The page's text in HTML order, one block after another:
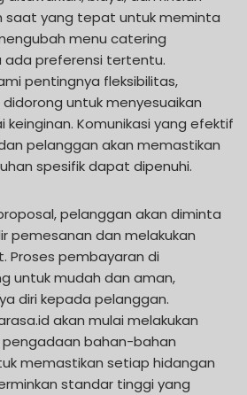
saat yang tepat untuk meminta
menu catering
ada preferensi tertentu.
pentingnya fleksibilitas,
untuk menyesuaikan
keinginan. Komunikasi yang efektif
pelanggan akan memastikan
spesifik dapat dipenuhi.
pelanggan akan diminta
pemesanan dan melakukan
Proses pembayaran di
untuk mudah dan aman,
diri kepada pelanggan.
akan mulai melakukan
bahan-bahan
memastikan setiap hidangan
standar tinggi yang